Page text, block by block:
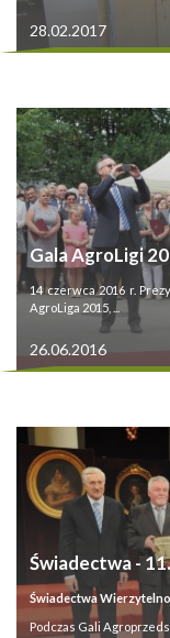
28.02.2017
Gala AgroLigi
14 czerwca 2016 r.
AgroLiga 2015, ...
26.06.2016
Świadectwa -
Świadectwa
Podczas Gali